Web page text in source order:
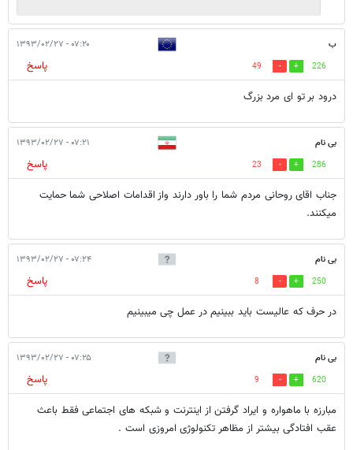
ب ۰۷:۲۰ - ۱۳۹۳/۰۲/۲۷
226
49
پاسخ
درود بر تو ای مرد بزرگ
بی نام ۰۷:۲۱ - ۱۳۹۳/۰۲/۲۷
286
23
پاسخ
جناب اقای روحانی مردم شما را باور دارند واز اقدامات اصلاحی شما حمایت
میکنند.
بی نام ۰۷:۲۴ - ۱۳۹۳/۰۲/۲۷
250
8
پاسخ
در حرف که عالیست باید ببینیم در عمل چی میبینیم
بی نام ۰۷:۲۵ - ۱۳۹۳/۰۲/۲۷
620
9
پاسخ
مبارزه با ماهواره و ایراد گرفتن از اینترنت و شبکه های اجتماعی فقط باعث
عقب افتادگی بیشتر از مظاهر تکنولوژی امروزی است .